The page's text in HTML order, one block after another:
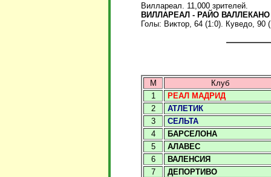
Виллареал. 11,000 зрителей.
ВИЛЛАРЕАЛ - РАЙО ВАЛЛЕКАНО
Голы: Виктор, 64 (1:0). Куведо, 90
М
Клуб
1
РЕАЛ МАДРИД
2
АТЛЕТИК
3
СЕЛЬТА
4
БАРСЕЛОНА
5
АЛАВЕС
6
ВАЛЕНСИЯ
7
ДЕПОРТИВО